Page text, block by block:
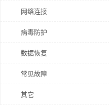
网络连接
病毒防护
数据恢复
常见故障
其它